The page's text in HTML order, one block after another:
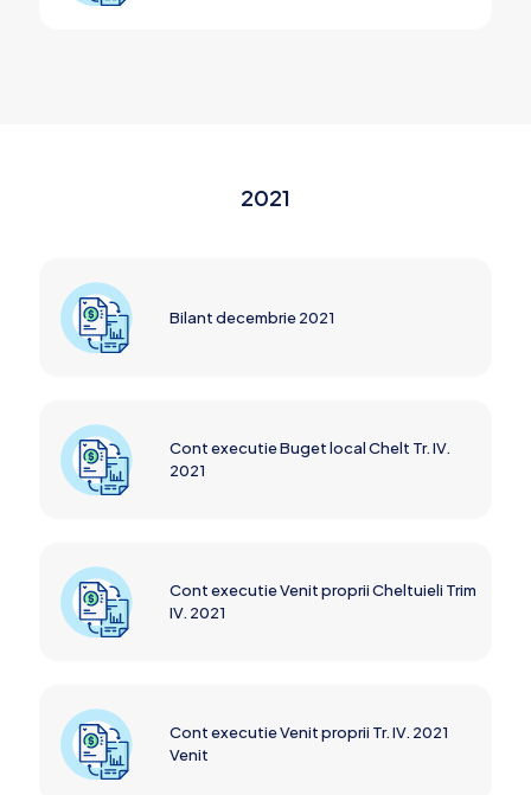
2021
Bilant decembrie 2021
Cont executie Buget local Chelt Tr. IV.
2021
Cont executie Venit proprii Cheltuieli Trim
IV. 2021
Cont executie Venit proprii Tr. IV. 2021
Venit